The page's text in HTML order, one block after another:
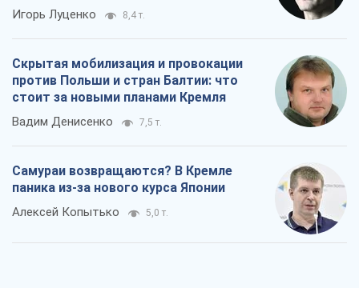
Игорь Луценко 8,4 т.
Скрытая мобилизация и провокации
против Польши и стран Балтии: что
стоит за новыми планами Кремля
Вадим Денисенко 7,5 т.
Самураи возвращаются? В Кремле
паника из-за нового курса Японии
Алексей Копытько 5,0 т.